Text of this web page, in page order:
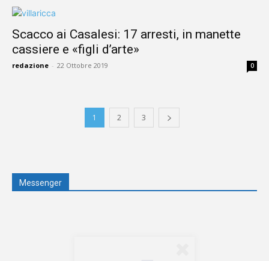
Scacco ai Casalesi: 17 arresti, in manette
cassiere e «figli d’arte»
redazione - 22 Ottobre 2019 0
1 2 3
Messenger